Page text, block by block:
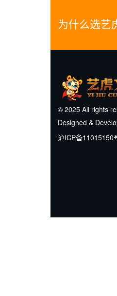
为什么选艺
© 2025 All rights
Designed &
沪ICP备11015150